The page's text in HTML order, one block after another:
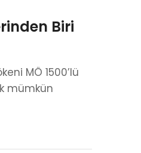
Biri
MÖ 1500’lü
mümkün